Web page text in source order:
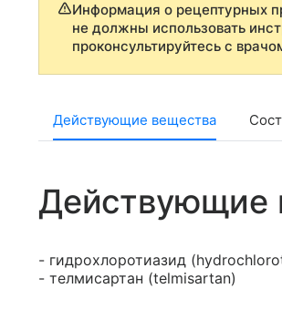
Информация о рецептурных
не должны использовать
проконсультируйтесь с
Действующие вещества
Действующие
- гидрохлоротиазид
- телмисартан (telmisartan)